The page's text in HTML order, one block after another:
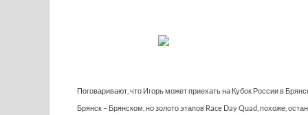
Поговаривают, что Игорь может приехать на Кубок России в
Брянск – Брянском, но золото этапов Race Day Quad, похоже,